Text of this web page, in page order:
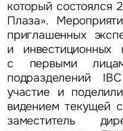
который состоялся
Плаза».
приглашенных
и инвестиционных
с первыми
подразделений
участие и
видением текущей
заместитель